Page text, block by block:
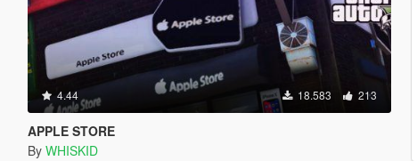
4.44 18.583 213
APPLE STORE
By WHISKID